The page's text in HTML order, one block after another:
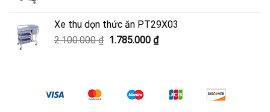
2.000.000 ₫.là:
1.800.000 ₫.
Xe thu dọn thức ăn PT29X03
2.100.000₫ Giá
1.785.000 ₫Giá
1.785.000 ₫.